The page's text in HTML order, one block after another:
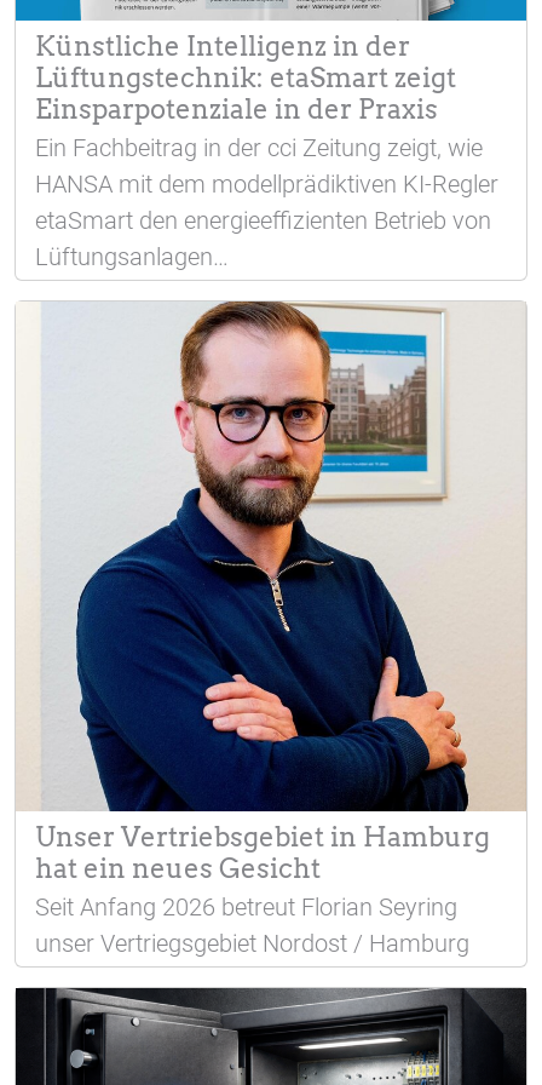
Künstliche Intelligenz in der
Lüftungstechnik: etaSmart zeigt
Einsparpotenziale in der Praxis
Ein Fachbeitrag in der cci Zeitung zeigt, wie
HANSA mit dem modellprädiktiven KI-Regler
etaSmart den energieeffizienten Betrieb von
Lüftungsanlagen…
Unser Vertriebsgebiet in Hamburg
hat ein neues Gesicht
Seit Anfang 2026 betreut Florian Seyring
unser Vertriegsgebiet Nordost / Hamburg